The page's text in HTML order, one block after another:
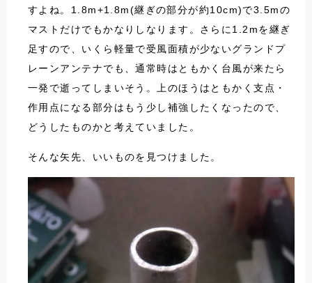
すよね。1.8m+1.8m(継ぎの部分が約10cm)で3.5mの
マストだけでもかなりしなります。さらに1.2mを継ぎ
足すので、いくら軽量で受風面積が少ないグランドプ
レーンアンテナでも、通常時はともかく台風が来たら
一発で逝ってしまいそう。上のほうはともかく支点・
作用点になる部分はもう少し補強したくなったので、
どうしたものかと考えていました。
そんな矢先、いいものを見つけました。